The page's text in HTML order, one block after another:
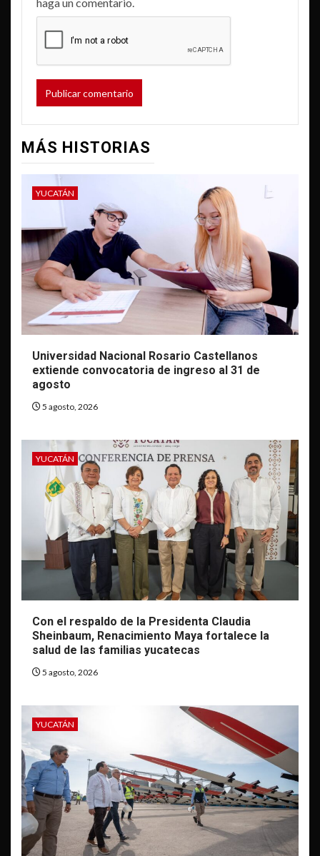
MÁS HISTORIAS
YUCATÁN
Universidad Nacional Rosario Castellanos
extiende convocatoria de ingreso al 31 de
agosto
5 agosto, 2026
YUCATÁN
Con el respaldo de la Presidenta Claudia
Sheinbaum, Renacimiento Maya fortalece la
salud de las familias yucatecas
5 agosto, 2026
YUCATÁN